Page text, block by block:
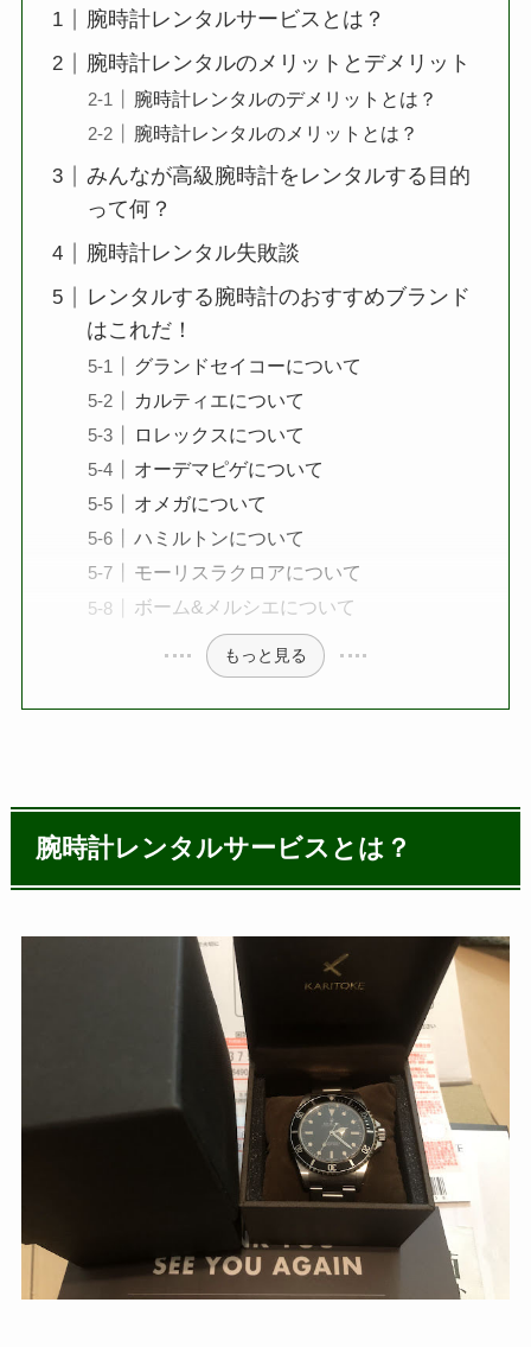
腕時計レンタルサービスとは？
腕時計レンタルのメリットとデメリット
腕時計レンタルのデメリットとは？
腕時計レンタルのメリットとは？
みんなが高級腕時計をレンタルする目的
って何？
腕時計レンタル失敗談
レンタルする腕時計のおすすめブランド
はこれだ！
グランドセイコーについて
カルティエについて
ロレックスについて
オーデマピゲについて
オメガについて
ハミルトンについて
モーリスラクロアについて
ボーム&メルシエについて
もっと見る
腕時計レンタルサービスとは？